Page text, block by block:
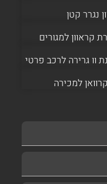
נגרר קטן
קראוון למגורים
וו גרירה לרכב פרטי
למכירה